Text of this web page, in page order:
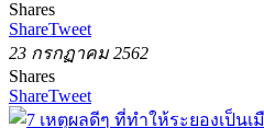
Shares
ShareTweet
23 กรกฏาคม 2562
Shares
ShareTweet